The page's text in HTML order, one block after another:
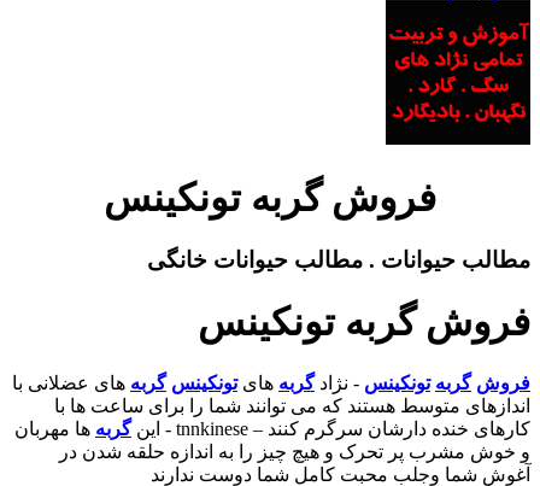
فروش گربه تونکینس
مطالب حیوانات . مطالب حیوانات خانگی
فروش گربه تونکینس
فروش گربه تونکینس - نژادگربه هایتونکینس گربه های عضلانی با
اندازهای متوسط هستند که می توانند شما را برای ساعت ها با
کارهای خنده دارشان سرگرم کنند – tnnkinese - این
گربه ها مهربان
و خوش مشرب پر تحرک و هیچ چیز را به اندازه حلقه شدن در
آغوش شما وجلب محبت کامل شما دوست ندارند